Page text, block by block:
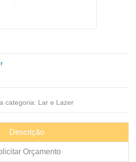
categoria: Lar e Lazer
Descrição
Orçamento